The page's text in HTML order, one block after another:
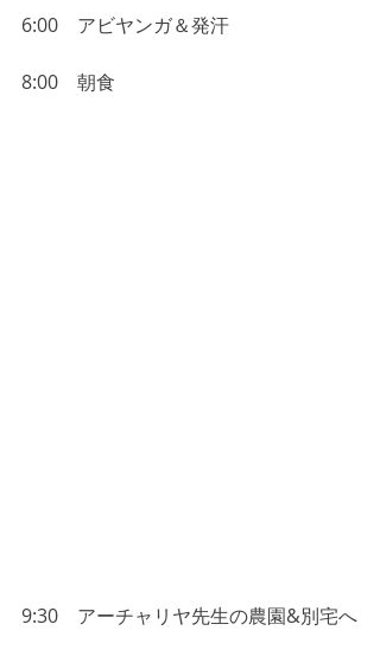
6:00　アビヤンガ＆発汗
8:00　朝食
9:30　アーチャリヤ先生の農園&別宅へ